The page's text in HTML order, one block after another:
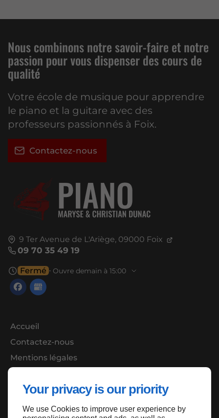
Your privacy is our priority
We use Cookies to improve user experience by
9 Ter Avenue de L'Ariège, 09000 Foix
09 70 35 49 19
Fermé ⋅ Ouvre demain à 15:00
Accueil
Contactez-nous
Mentions légales
Nous combinons notre savoir-faire et notre
passion pour vous dispenser des cours de
qualité
Votre école de musique pour apprendre
le piano et la guitare avec des
professeurs passionnés à Foix.
Contactez-nous
Haut de page